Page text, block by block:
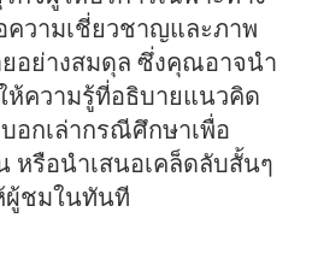
ความเชี่ยวชาญและภาพ
อย่างสมดุล ซึ่งคุณอาจนำ
ห้ความรู้ที่อธิบายแนวคิด
อกเล่ากรณีศึกษาเพื่อ
หรือนำเสนอเคล็ดลับสั้นๆ
ผู้ชมในทันที